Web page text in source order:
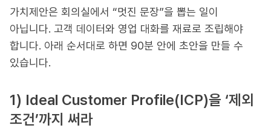
가치제안은 회의실에서 “멋진 문장”을 뽑는 일이
아닙니다. 고객 데이터와 영업 대화를 재료로 조립해야
합니다. 아래 순서대로 하면 90분 안에 초안을 만들 수
있습니다.
1) Ideal Customer Profile(ICP)을 ‘제외
조건’까지 써라